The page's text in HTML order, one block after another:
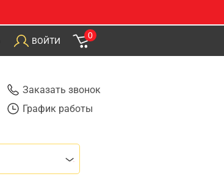
ВОЙТИ
0
Заказать звонок
График работы